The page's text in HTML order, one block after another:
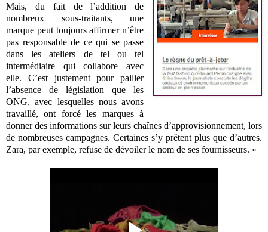
Mais, du fait de l’addition de
nombreux sous-traitants, une
marque peut toujours affirmer n’être
pas responsable de ce qui se passe
dans les ateliers de tel ou tel
intermédiaire qui collabore avec
elle. C’est justement pour pallier
l’absence de législation que les
ONG, avec lesquelles nous avons
travaillé, ont forcé les marques à
donner des informations sur leurs chaînes d’approvisionnement, lors
de nombreuses campagnes. Certaines s’y prêtent plus que d’autres.
Zara, par exemple, refuse de dévoiler le nom de ses fournisseurs. »